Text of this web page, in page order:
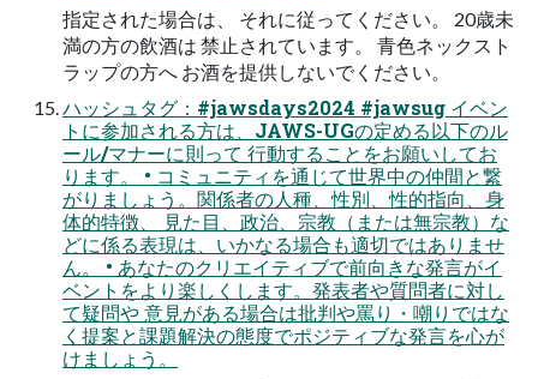
指定された場合は、 それに従ってください。 20歳未
満の方の飲酒は 禁止されています。 青色ネックスト
ラップの方へ お酒を提供しないでください。
ハッシュタグ：#jawsdays2024 #jawsug イベン
トに参加される方は、JAWS-UGの定める以下のル
ール/マナーに則って 行動することをお願いしてお
ります。 • コミュニティを通じて世界中の仲間と繋
がりましょう。関係者の人種、性別、性的指向、身
体的特徴、 見た目、政治、宗教（または無宗教）な
どに係る表現は、いかなる場合も適切ではありませ
ん。 • あなたのクリエイティブで前向きな発言がイ
ベントをより楽しくします。発表者や質問者に対し
て疑問や 意見がある場合は批判や罵り・嘲りではな
く提案と課題解決の態度でポジティブな発言を心が
けましょう。